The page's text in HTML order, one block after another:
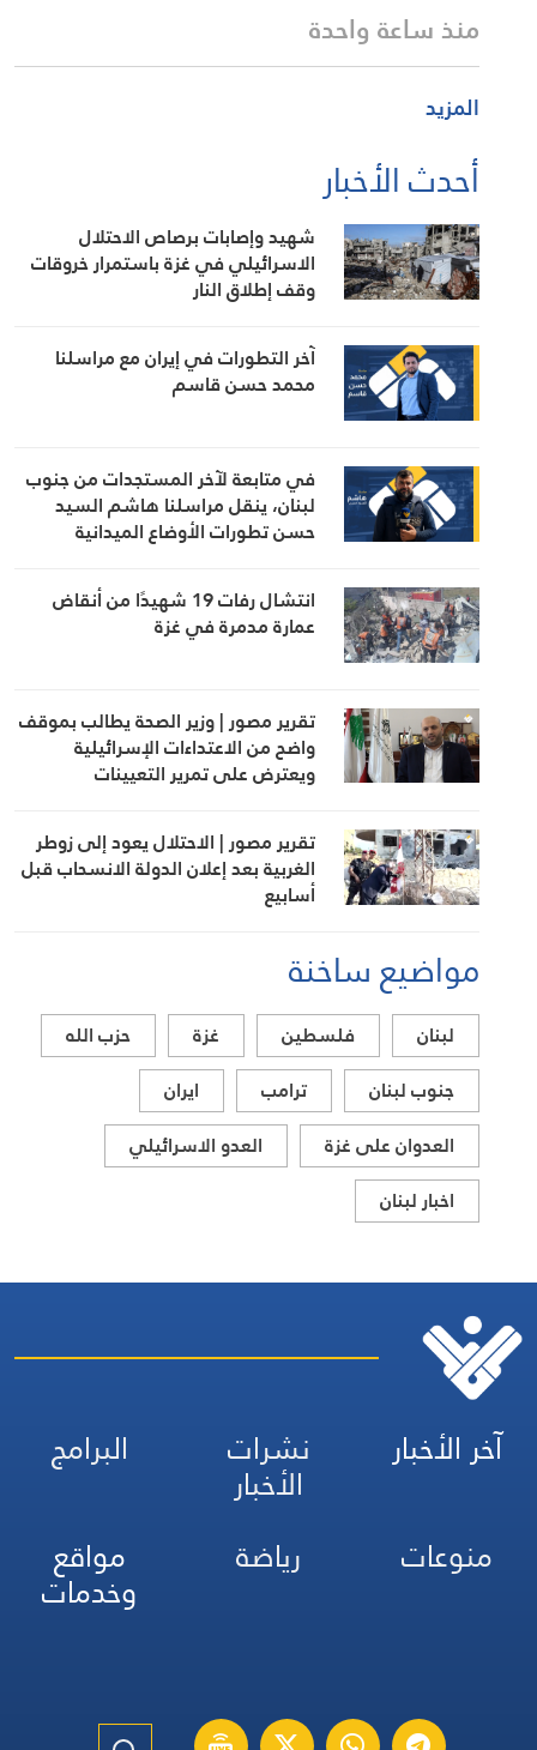
منذ ساعة واحدة
المزيد
أحدث الأخبار
شهيد وإصابات برصاص الاحتلال
الاسرائيلي في غزة باستمرار خروقات
وقف إطلاق النار
آخر التطورات في إيران مع مراسلنا
محمد حسن قاسم
في متابعة لآخر المستجدات من جنوب
لبنان، ينقل مراسلنا هاشم السيد
حسن تطورات الأوضاع الميدانية
انتشال رفات 19 شهيدًا من أنقاض
عمارة مدمرة في غزة
تقرير مصور | وزير الصحة يطالب بموقف
واضح من الاعتداءات الإسرائيلية
ويعترض على تمرير التعيينات
تقرير مصور | الاحتلال يعود إلى زوطر
الغربية بعد إعلان الدولة الانسحاب قبل
أسابيع
مواضيع ساخنة
لبنان فلسطين غزة
حزب الله
جنوب لبنان
ترامب
ايران
العدوان على غزة
العدو الاسرائيلي
اخبار لبنان
آخر الأخبار نشرات
الأخبار
البرامج
منوعات
رياضة مواقع
وخدمات